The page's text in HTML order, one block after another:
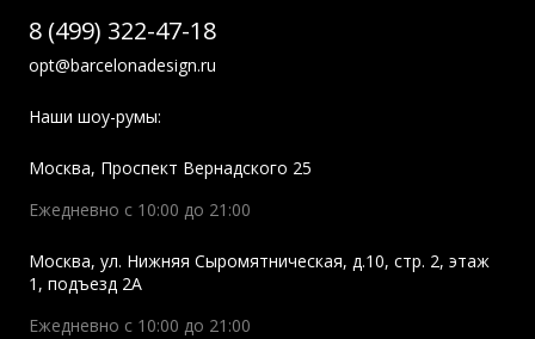
8 (499) 322-47-18
opt@barcelonadesign.ru
Наши шоу-румы:
Москва, Проспект Вернадского 25
Ежедневно с 10:00 до 21:00
Москва, ул. Нижняя Сыромятническая, д.10, стр. 2, этаж
1, подъезд 2A
Ежедневно с 10:00 до 21:00